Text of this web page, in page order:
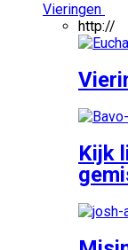
Vieringen
http://
Kijk